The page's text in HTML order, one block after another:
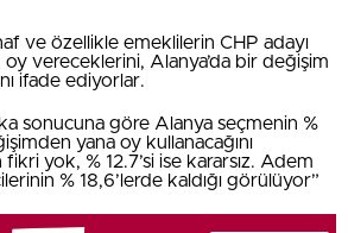
ve özellikle emeklilerin CHP adayı
oy vereceklerini, Alanya’da bir değişim
ifade ediyorlar.
sonucuna göre Alanya seçmenin %
yana oy kullanacağını
yok, % 12.7’si ise kararsız. Adem
% 18,6’lerde kaldığı görülüyor”